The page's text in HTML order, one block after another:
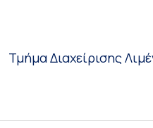
Τμήμα Διαχείρισης